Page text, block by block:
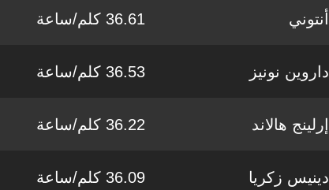
أنتوني 36.61 كلم/ساعة
داروين نونيز 36.53 كلم/ساعة
إرلينج هالاند 36.22 كلم/ساعة
دينيس زكريا 36.09 كلم/ساعة